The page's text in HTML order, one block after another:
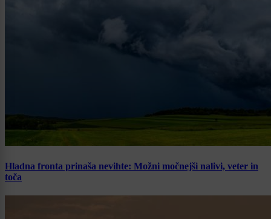
Hladna fronta prinaša nevihte: Možni močnejši nalivi, veter in
toča